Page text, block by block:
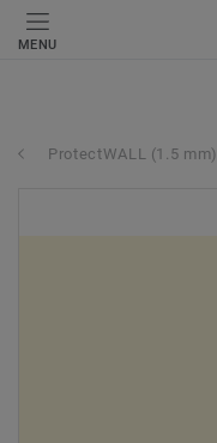
MENU
ProtectWALL (1.5 mm)